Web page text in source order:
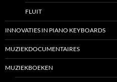
FLUIT
INNOVATIES IN PIANO KEYBOARDS
MUZIEKDOCUMENTAIRES
MUZIEKBOEKEN